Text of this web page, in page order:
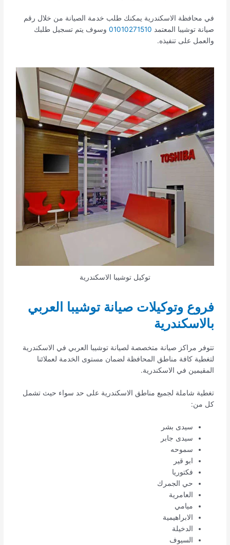
في محافظة الاسكندرية يمكنك طلب خدمة الصيانة من خلال رقم
صيانة توشيبا المعتمد 01010271510 وسوف يتم تسجيل طلبك
والعمل على تنفيذه.
توكيل توشيبا الاسكندرية
فروع وتوكيلات صيانة توشيبا العربي
بالاسكندرية
تتوفر مراكز صيانة متخصصة لصيانة توشيبا العربي في الاسكندرية
لتغطية كافة مناطق المحافظة لضمان مستوى الخدمة لعملائنا
المقيمين في الاسكندرية.
تغطية شاملة لجميع مناطق الاسكندرية على حد سواء حيث تشمل
كل من:
سيدى بشر
سيدى جابر
سموحه
ابو قير
فكتوريا
حي الجمرك
العامرية
ميامي
الابراهيمية
الدخيلة
السيوف